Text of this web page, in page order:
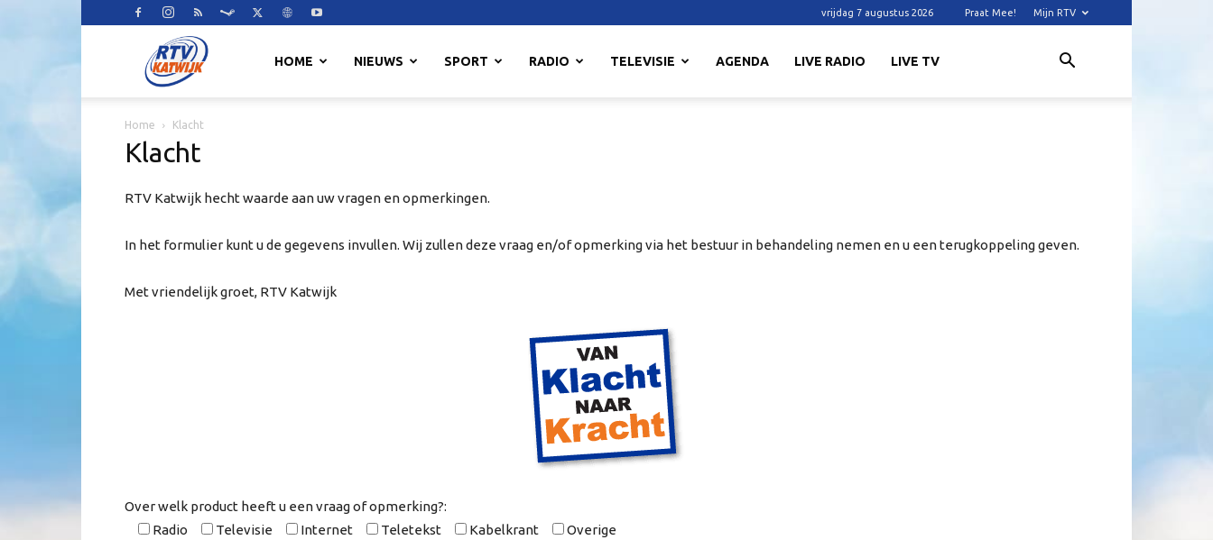
vrijdag 7 augustus 2026 Praat Mee! Mijn RTV
HOME NIEUWS SPORT RADIO TELEVISIE AGENDA LIVE RADIO LIVE TV
Home Klacht
Klacht
RTV Katwijk hecht waarde aan uw vragen en opmerkingen.
In het formulier kunt u de gegevens invullen. Wij zullen deze vraag en/of opmerking via het bestuur in behandeling nemen en u een terugkoppeling geven.
Met vriendelijk groet, RTV Katwijk
Over welk product heeft u een vraag of opmerking?:
Radio
Televisie Internet Teletekst Kabelkrant Overige